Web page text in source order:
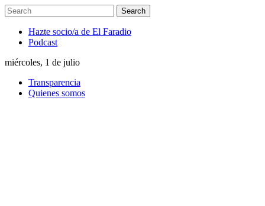
Hazte socio/a de El Faradio
Podcast
miércoles, 1 de julio
Transparencia
Quienes somos